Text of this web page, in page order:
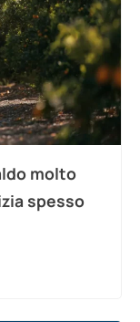
molto
spesso